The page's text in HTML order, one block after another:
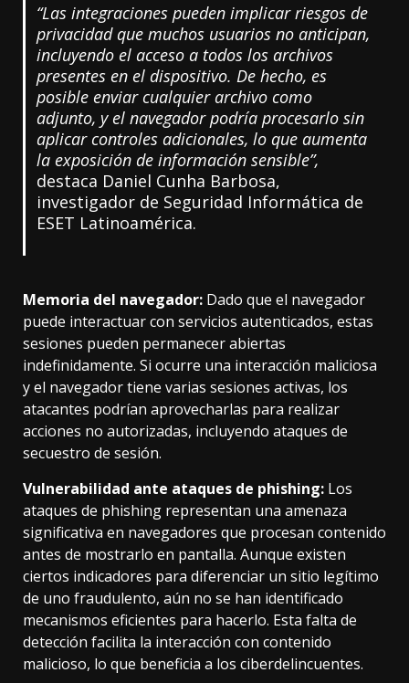
“Las integraciones pueden implicar riesgos de
privacidad que muchos usuarios no anticipan,
incluyendo el acceso a todos los archivos
presentes en el dispositivo. De hecho, es
posible enviar cualquier archivo como
adjunto, y el navegador podría procesarlo sin
aplicar controles adicionales, lo que aumenta
la exposición de información sensible”,
destaca Daniel Cunha Barbosa,
investigador de Seguridad Informática de
ESET Latinoamérica.
Memoria del navegador: Dado que el navegador
puede interactuar con servicios autenticados, estas
sesiones pueden permanecer abiertas
indefinidamente. Si ocurre una interacción maliciosa
y el navegador tiene varias sesiones activas, los
atacantes podrían aprovecharlas para realizar
acciones no autorizadas, incluyendo ataques de
secuestro de sesión.
Vulnerabilidad ante ataques de phishing: Los
ataques de phishing representan una amenaza
significativa en navegadores que procesan contenido
antes de mostrarlo en pantalla. Aunque existen
ciertos indicadores para diferenciar un sitio legítimo
de uno fraudulento, aún no se han identificado
mecanismos eficientes para hacerlo. Esta falta de
detección facilita la interacción con contenido
malicioso, lo que beneficia a los ciberdelincuentes.